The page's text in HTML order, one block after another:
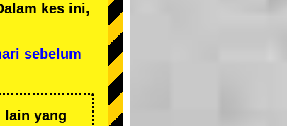
kes ini,
sebelum
lain yang